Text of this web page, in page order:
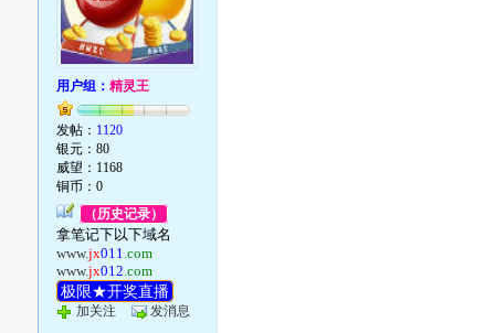
用户组：精灵王
发帖： 1120
银元：80
威望：1168
铜币：0
（历史记录）
拿笔记下以下域名
www.jx011.com
www.jx012.com
极限★开奖直播
加关注 发消息